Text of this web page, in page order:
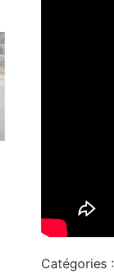
Catégories :